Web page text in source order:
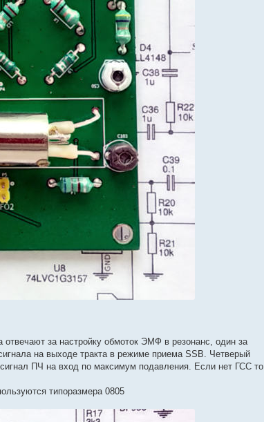
отвечают за настройку обмоток ЭМФ в резонанс, один за
на выходе тракта в режиме приема SSB. Четверый
сигнал ПЧ на вход по максимум подавления. Если нет ГСС то
типоразмера 0805